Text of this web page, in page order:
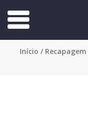
Início / Recapagem